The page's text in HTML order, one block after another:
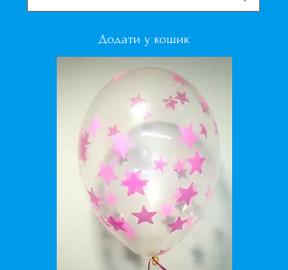
Додати у кошик